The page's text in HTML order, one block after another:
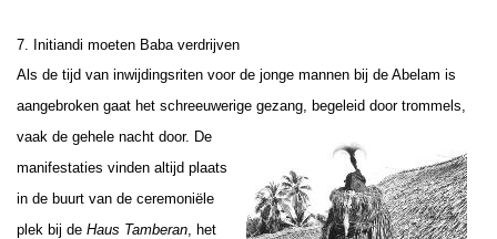
7 . Initiandi moeten Baba verdrijven
Als de tijd van inwijdingsriten voor de jonge mannen bij de Abelam is
aangebroken gaat het schreeuwerige gezang, begeleid door trommels,
vaak de gehele nacht door. De
manifestaties vinden altijd plaats
in de buurt van de ceremoniële
plek bij de Haus Tamberan , het